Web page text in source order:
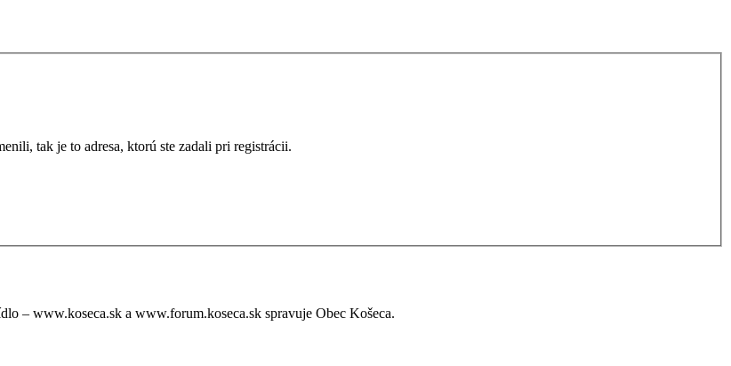
tak je to adresa, ktorú ste zadali pri registrácii.
– www.koseca.sk a www.forum.koseca.sk spravuje Obec Košeca.